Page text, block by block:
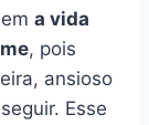
a vida
, pois
ansioso
Esse